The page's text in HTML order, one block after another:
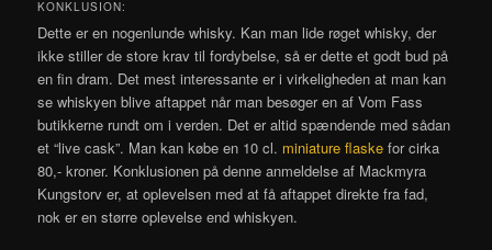
KONKLUSION:
Dette er en nogenlunde whisky. Kan man lide røget whisky, der
ikke stiller de store krav til fordybelse, så er dette et godt bud på
en fin dram. Det mest interessante er i virkeligheden at man kan
se whiskyen blive aftappet når man besøger en af Vom Fass
butikkerne rundt om i verden. Det er altid spændende med sådan
et “live cask”. Man kan købe en 10 cl. miniature flaske for cirka
80,- kroner. Konklusionen på denne anmeldelse af Mackmyra
Kungstorv er, at oplevelsen med at få aftappet direkte fra fad,
nok er en større oplevelse end whiskyen.